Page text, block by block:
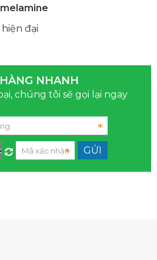
đại
NHANH
chúng tôi sẽ gọi lại ngay